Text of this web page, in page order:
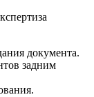
документа.
задним